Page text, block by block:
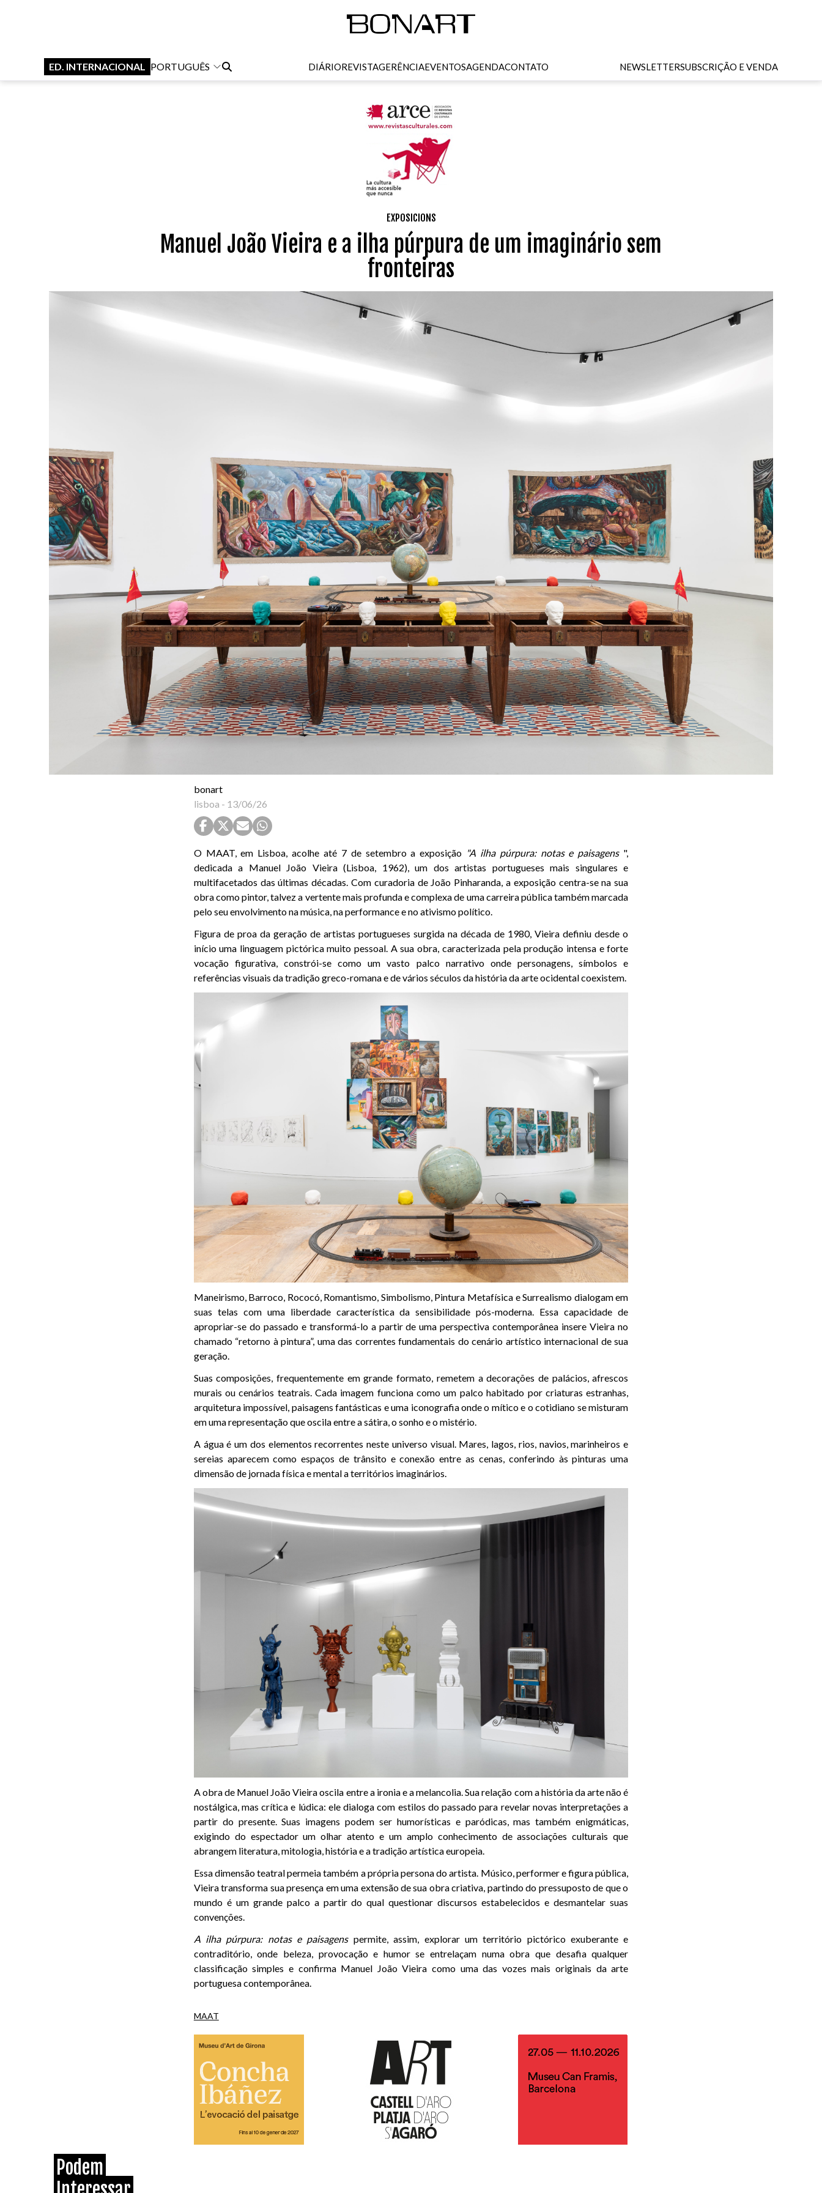
ED. INTERNACIONAL PORTUGUÊS DIÁRIOREVISTAGERÊNCIAEVENTOSAGENDACONTATO NEWSLETTERSUBSCRIÇÃO E VENDA
EXPOSICIONS
Manuel João Vieira e a ilha púrpura de um imaginário sem
fronteiras
bonart
lisboa - 13/06/26
O MAAT, em Lisboa, acolhe até 7 de setembro a exposição "A ilha púrpura: notas e paisagens",
dedicada a Manuel João Vieira (Lisboa, 1962), um dos artistas portugueses mais singulares e
multifacetados das últimas décadas. Com curadoria de João Pinharanda, a exposição centra-se na sua
obra como pintor, talvez a vertente mais profunda e complexa de uma carreira pública também marcada
pelo seu envolvimento na música, na performance e no ativismo político.
Figura de proa da geração de artistas portugueses surgida na década de 1980, Vieira definiu desde o
início uma linguagem pictórica muito pessoal. A sua obra, caracterizada pela produção intensa e forte
vocação figurativa, constrói-se como um vasto palco narrativo onde personagens, símbolos e
referências visuais da tradição greco-romana e de vários séculos da história da arte ocidental coexistem.
Maneirismo, Barroco, Rococó, Romantismo, Simbolismo, Pintura Metafísica e Surrealismo dialogam em
suas telas com uma liberdade característica da sensibilidade pós-moderna. Essa capacidade de
apropriar-se do passado e transformá-lo a partir de uma perspectiva contemporânea insere Vieira no
chamado “retorno à pintura”, uma das correntes fundamentais do cenário artístico internacional de sua
geração.
Suas composições, frequentemente em grande formato, remetem a decorações de palácios, afrescos
murais ou cenários teatrais. Cada imagem funciona como um palco habitado por criaturas estranhas,
arquitetura impossível, paisagens fantásticas e uma iconografia onde o mítico e o cotidiano se misturam
em uma representação que oscila entre a sátira, o sonho e o mistério.
A água é um dos elementos recorrentes neste universo visual. Mares, lagos, rios, navios, marinheiros e
sereias aparecem como espaços de trânsito e conexão entre as cenas, conferindo às pinturas uma
dimensão de jornada física e mental a territórios imaginários.
A obra de Manuel João Vieira oscila entre a ironia e a melancolia. Sua relação com a história da arte não é
nostálgica, mas crítica e lúdica: ele dialoga com estilos do passado para revelar novas interpretações a
partir do presente. Suas imagens podem ser humorísticas e paródicas, mas também enigmáticas,
exigindo do espectador um olhar atento e um amplo conhecimento de associações culturais que
abrangem literatura, mitologia, história e a tradição artística europeia.
Essa dimensão teatral permeia também a própria persona do artista. Músico, performer e figura pública,
Vieira transforma sua presença em uma extensão de sua obra criativa, partindo do pressuposto de que o
mundo é um grande palco a partir do qual questionar discursos estabelecidos e desmantelar suas
convenções.
A ilha púrpura: notas e paisagenspermite, assim, explorar um território pictórico exuberante e
contraditório, onde beleza, provocação e humor se entrelaçam numa obra que desafia qualquer
classificação simples e confirma Manuel João Vieira como uma das vozes mais originais da arte
portuguesa contemporânea.
MAAT
Podem